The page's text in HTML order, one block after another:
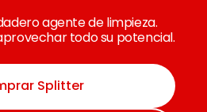
agente de limpieza.
todo su potencial.
Splitter